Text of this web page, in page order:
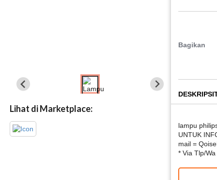
Lihat di Marketplace:
Bagikan
DESKRIPSI
lampu
UNTUK
mail =
* Via Tlp/